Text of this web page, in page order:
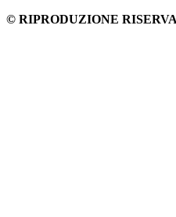
© RIPRODUZIONE